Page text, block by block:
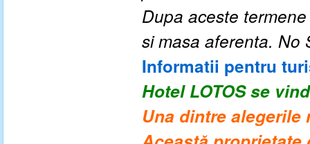
Dupa aceste
si masa aferenta. No
Informatii pentru
Hotel LOTOSse
Una dintre